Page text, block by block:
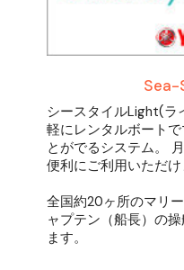
Sea-
シースタイルLight(ラ
軽にレンタルボート
とがでるシステム。
便利にご利用いただけ
全国約20ヶ所のマリ
ャプテン（船長）の
ます。